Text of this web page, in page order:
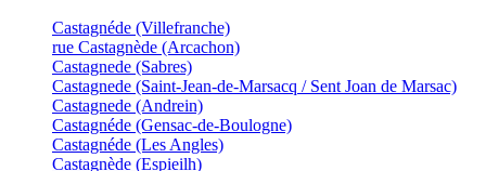
Castagnéde (Villefranche)
rue Castagnède (Arcachon)
Castagnede (Sabres)
Castagnede (Saint-Jean-de-Marsacq / Sent Joan de Marsac)
Castagnede (Andrein)
Castagnéde (Gensac-de-Boulogne)
Castagnéde (Les Angles)
Castagnède (Espieilh)